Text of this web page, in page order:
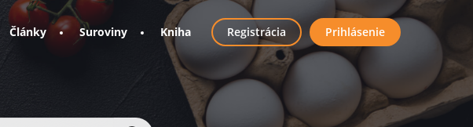
Články Suroviny Kniha
User
account
menu
Registrácia Prihlásenie